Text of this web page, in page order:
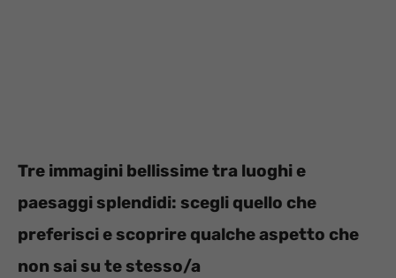
Tre immagini bellissime tra luoghi e
paesaggi splendidi: scegli quello che
preferisci e scoprire qualche aspetto che
non sai su te stesso/a